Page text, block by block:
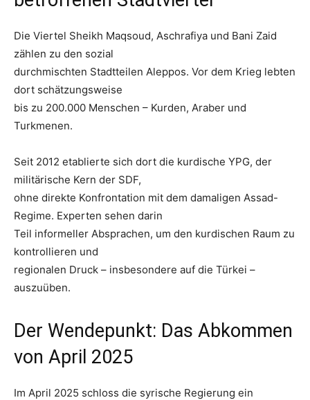
Die Viertel Sheikh Maqsoud, Aschrafiya und Bani Zaid
zählen zu den sozial
durchmischten Stadtteilen Aleppos. Vor dem Krieg lebten
dort schätzungsweise
bis zu 200.000 Menschen – Kurden, Araber und
Turkmenen.
Seit 2012 etablierte sich dort die kurdische YPG, der
militärische Kern der SDF,
ohne direkte Konfrontation mit dem damaligen Assad-
Regime. Experten sehen darin
Teil informeller Absprachen, um den kurdischen Raum zu
kontrollieren und
regionalen Druck – insbesondere auf die Türkei –
auszuüben.
Der Wendepunkt: Das Abkommen
von April 2025
Im April 2025 schloss die syrische Regierung ein